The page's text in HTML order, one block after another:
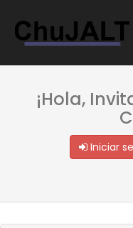
¡Hola,
Iniciar